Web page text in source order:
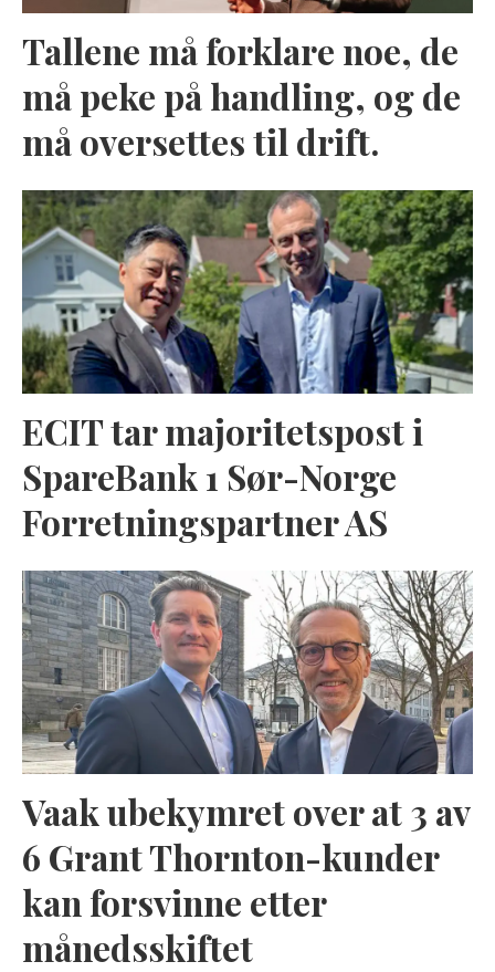
Tallene må forklare noe, de
må peke på handling, og de
må oversettes til drift.
ECIT tar majoritetspost i
SpareBank 1 Sør-Norge
Forretningspartner AS
Vaak ubekymret over at 3 av
6 Grant Thornton-kunder
kan forsvinne etter
månedsskiftet